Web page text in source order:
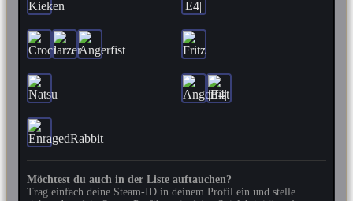
#11 #12
#13 #14
#15
Möchtest du auch in der Liste auftauchen?
Trag einfach deine Steam-ID in deinem Profil ein und stelle